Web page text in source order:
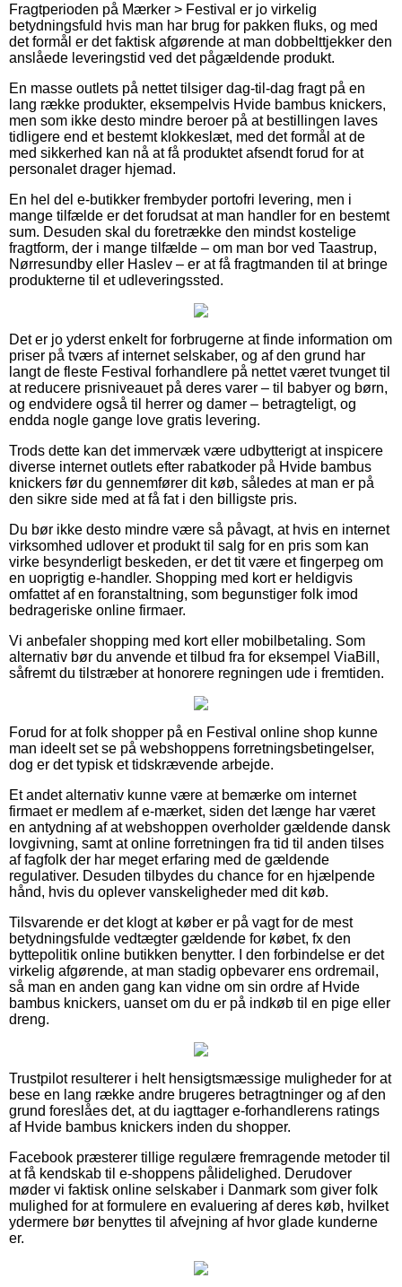
Fragtperioden på Mærker > Festival er jo virkelig
betydningsfuld hvis man har brug for pakken fluks, og med
det formål er det faktisk afgørende at man dobbelttjekker den
anslåede leveringstid ved det pågældende produkt.
En masse outlets på nettet tilsiger dag-til-dag fragt på en
lang række produkter, eksempelvis Hvide bambus knickers,
men som ikke desto mindre beroer på at bestillingen laves
tidligere end et bestemt klokkeslæt, med det formål at de
med sikkerhed kan nå at få produktet afsendt forud for at
personalet drager hjemad.
En hel del e-butikker frembyder portofri levering, men i
mange tilfælde er det forudsat at man handler for en bestemt
sum. Desuden skal du foretrække den mindst kostelige
fragtform, der i mange tilfælde – om man bor ved Taastrup,
Nørresundby eller Haslev – er at få fragtmanden til at bringe
produkterne til et udleveringssted.
Det er jo yderst enkelt for forbrugerne at finde information om
priser på tværs af internet selskaber, og af den grund har
langt de fleste Festival forhandlere på nettet været tvunget til
at reducere prisniveauet på deres varer – til babyer og børn,
og endvidere også til herrer og damer – betragteligt, og
endda nogle gange love gratis levering.
Trods dette kan det immervæk være udbytterigt at inspicere
diverse internet outlets efter rabatkoder på Hvide bambus
knickers før du gennemfører dit køb, således at man er på
den sikre side med at få fat i den billigste pris.
Du bør ikke desto mindre være så påvagt, at hvis en internet
virksomhed udlover et produkt til salg for en pris som kan
virke besynderligt beskeden, er det tit være et fingerpeg om
en uoprigtig e-handler. Shopping med kort er heldigvis
omfattet af en foranstaltning, som begunstiger folk imod
bedrageriske online firmaer.
Vi anbefaler shopping med kort eller mobilbetaling. Som
alternativ bør du anvende et tilbud fra for eksempel ViaBill,
såfremt du tilstræber at honorere regningen ude i fremtiden.
Forud for at folk shopper på en Festival online shop kunne
man ideelt set se på webshoppens forretningsbetingelser,
dog er det typisk et tidskrævende arbejde.
Et andet alternativ kunne være at bemærke om internet
firmaet er medlem af e-mærket, siden det længe har været
en antydning af at webshoppen overholder gældende dansk
lovgivning, samt at online forretningen fra tid til anden tilses
af fagfolk der har meget erfaring med de gældende
regulativer. Desuden tilbydes du chance for en hjælpende
hånd, hvis du oplever vanskeligheder med dit køb.
Tilsvarende er det klogt at køber er på vagt for de mest
betydningsfulde vedtægter gældende for købet, fx den
byttepolitik online butikken benytter. I den forbindelse er det
virkelig afgørende, at man stadig opbevarer ens ordremail,
så man en anden gang kan vidne om sin ordre af Hvide
bambus knickers, uanset om du er på indkøb til en pige eller
dreng.
Trustpilot resulterer i helt hensigtsmæssige muligheder for at
bese en lang række andre brugeres betragtninger og af den
grund foreslåes det, at du iagttager e-forhandlerens ratings
af Hvide bambus knickers inden du shopper.
Facebook præsterer tillige regulære fremragende metoder til
at få kendskab til e-shoppens pålidelighed. Derudover
møder vi faktisk online selskaber i Danmark som giver folk
mulighed for at formulere en evaluering af deres køb, hvilket
ydermere bør benyttes til afvejning af hvor glade kunderne
er.